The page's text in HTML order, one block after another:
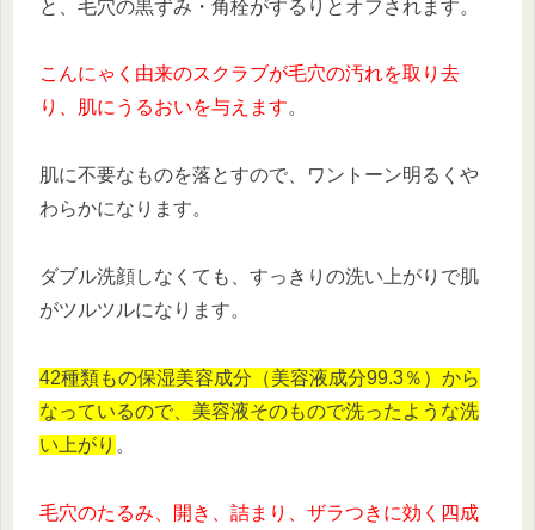
と、毛穴の黒ずみ・角栓がするりとオフされます。
こんにゃく由来のスクラブが毛穴の汚れを取り去
り、肌にうるおいを与えます。
肌に不要なものを落とすので、ワントーン明るくや
わらかになります。
ダブル洗顔しなくても、すっきりの洗い上がりで肌
がツルツルになります。
42種類もの保湿美容成分（美容液成分99.3％）から
なっているので、美容液そのもので洗ったような洗
い上がり 。
毛穴のたるみ、開き、詰まり、ザラつきに効く四成